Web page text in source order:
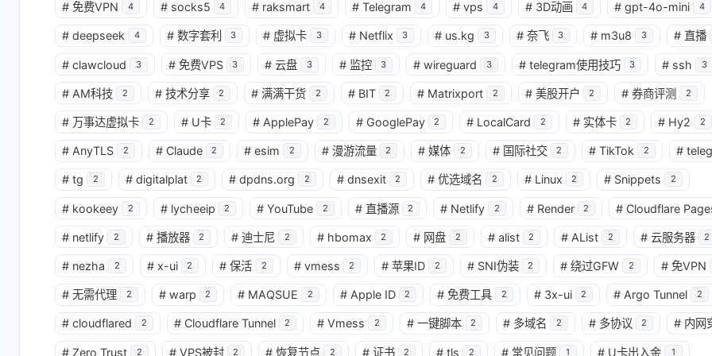
# 免费VPN 4 # socks5 4 # raksmart 4 # Telegram 4 # vps 4 # 3D动画 4 # gpt-4o-mini 4
# deepseek 4 # 数字套利 3 # 虚拟卡 3 # Netflix 3 # us.kg 3 # 奈飞 3 # m3u8 3 # 直播
# clawcloud 3 # 免费VPS 3 # 云盘 3 # 监控 3 # wireguard 3 # telegram使用技巧 3 # ssh 3
# AM科技 2 # 技术分享 2 # 满满干货 2 # BIT 2 # Matrixport 2 # 美股开户 2 # 券商评测 2
# 万事达虚拟卡 2 # U卡 2 # ApplePay 2 # GooglePay 2 # LocalCard 2 # 实体卡 2 # Hy2 2
# AnyTLS 2 # Claude 2 # esim 2 # 漫游流量 2 # 媒体 2 # 国际社交 2 # TikTok 2 #
# tg 2 # digitalplat 2 # dpdns.org 2 # dnsexit 2 # 优选域名 2 # Linux 2 # Snippets 2
# kookeey 2 # lycheeip 2 # YouTube 2 # 直播源 2 # Netlify 2 # Render 2 # Cloudflare
# netlify 2 # 播放器 2 # 迪士尼 2 # hbomax 2 # 网盘 2 # alist 2 # AList 2 # 云服务器 2
# nezha 2 # x-ui 2 # 保活 2 # vmess 2 # 苹果ID 2 # SNI伪装 2 # 绕过GFW 2 # 免VPN
# 无需代理 2 # warp 2 # MAQSUE 2 # Apple ID 2 # 免费工具 2 # 3x-ui 2 # Argo Tunnel 2
# cloudflared 2 # Cloudflare Tunnel 2 # Vmess 2 # 一键脚本 2 # 多域名 2 # 多协议 2 # 内网
# Zero Trust 2 # VPS被封 2 # 恢复节点 2 # 证书 2 # tls 2 # 常见问题 1 # U卡出入金 1